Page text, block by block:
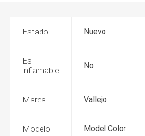
Estado Nuevo
Es
inflamable
No
Marca Vallejo
Modelo Model Color